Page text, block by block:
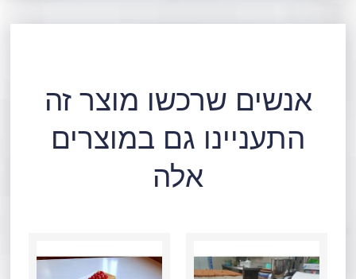
אנשים שרכשו מוצר זה
התעניינו גם במוצרים
אלה
פס
גבינה
קרמשניט